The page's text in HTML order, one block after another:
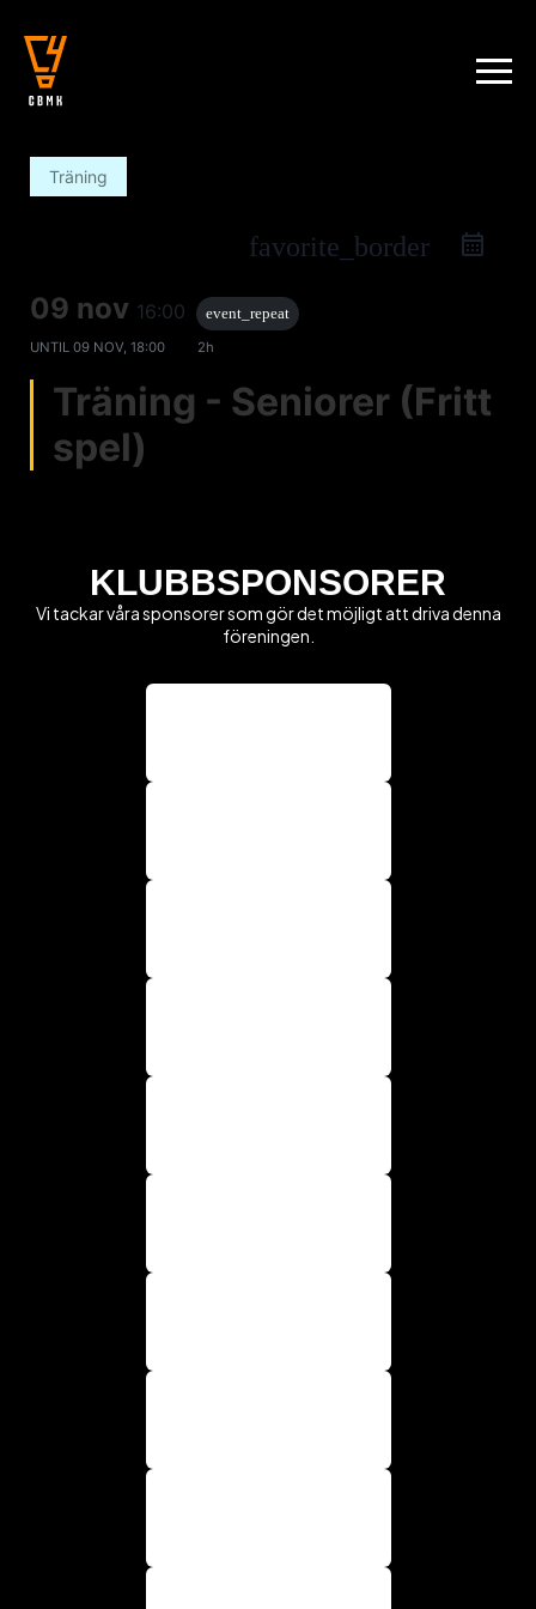
Träning
favorite_border
09 nov 16:00
event_repeat
UNTIL 09 NOV, 18:00 2h
Träning - Seniorer (Fritt
spel)
KLUBBSPONSORER
Vi tackar våra sponsorer som gör det möjligt att driva denna
föreningen.